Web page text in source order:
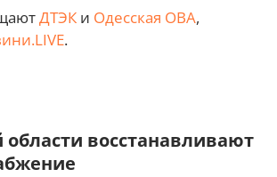
ДТЭК и Одесская ОВА,
.
области восстанавливают